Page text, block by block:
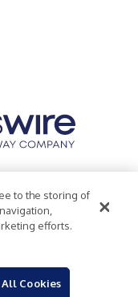
Statement
to the storing of
efforts.
Cookies